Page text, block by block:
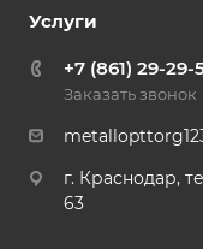
Услуги
+7 (861) 29-29-
Заказать звонок
г. Краснодар,
63